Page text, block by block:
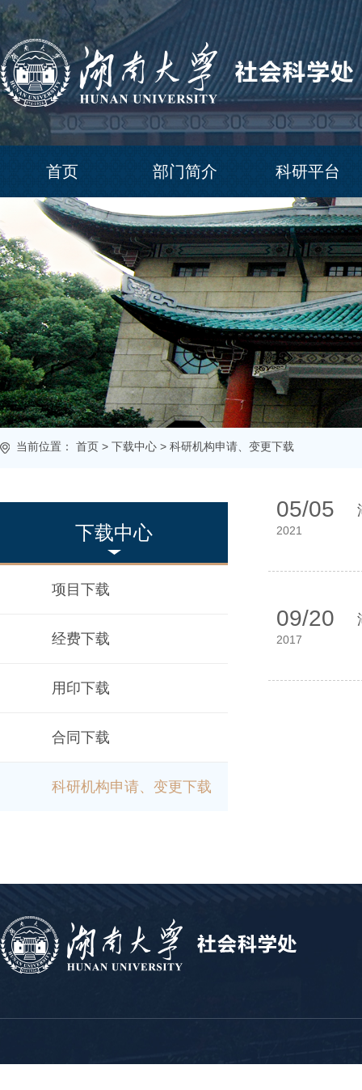
首页 部门简介 科研平台
当前位置： 首页 > 下载中心 > 科研机构申请、变更下载
下载中心
项目下载
经费下载
用印下载
合同下载
科研机构申请、变更下载
05/05
2021
09/20
2017